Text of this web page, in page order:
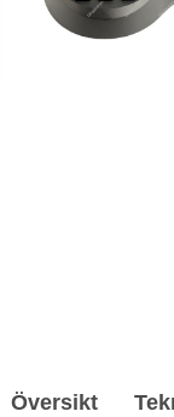
Översikt